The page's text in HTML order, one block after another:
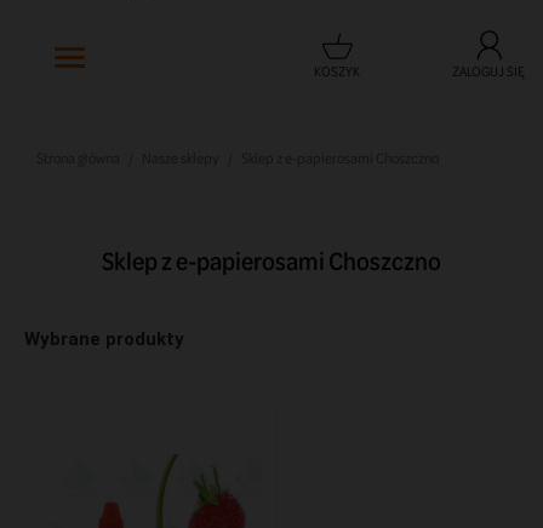
KOSZYK ZALOGUJ SIĘ
Sklep z e-papierosami Choszczno
Wybrane produkty